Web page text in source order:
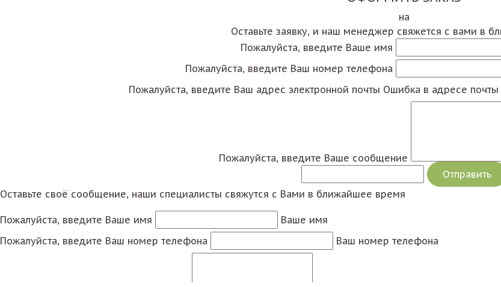
на
Оставьте заявку, и наш менеджер свяжется с вами в
Пожалуйста, введите Ваше имя
Пожалуйста, введите Ваш номер телефона
Пожалуйста, введите Ваш адрес электронной почты Ошибка в адресе почты
Пожалуйста, введите Ваше сообщение
Оставьте своё сообщение, наши специалисты свяжутся с Вами в ближайшее время
Пожалуйста, введите Ваше имя
Ваше имя
Пожалуйста, введите Ваш номер телефона
Ваш номер телефона